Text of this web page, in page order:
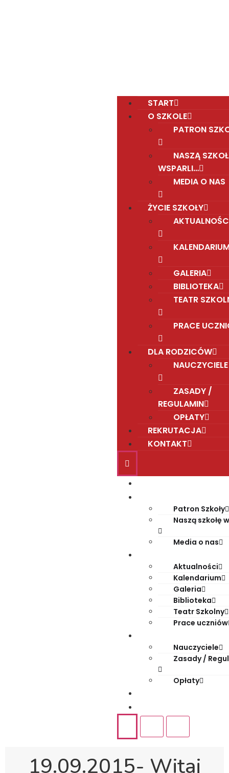
START
O SZKOLE
PATRON
NASZĄ
WSPARLI…
MEDIA O NAS
ŻYCIE SZKOŁY
GALERIA
BIBLIOTEKA
TEATR
PRACE
DLA RODZICÓW
NAUCZYCIELE
ZASADY /
REGULAMIN
OPŁATY
REKRUTACJA
KONTAKT
Patron Szkoły
Naszą szkołę
Media o nas
Aktualności
Kalendarium
Galeria
Biblioteka
Teatr Szkolny
Prace uczniów
Nauczyciele
Zasady /
Opłaty
19.09.2015- Witaj